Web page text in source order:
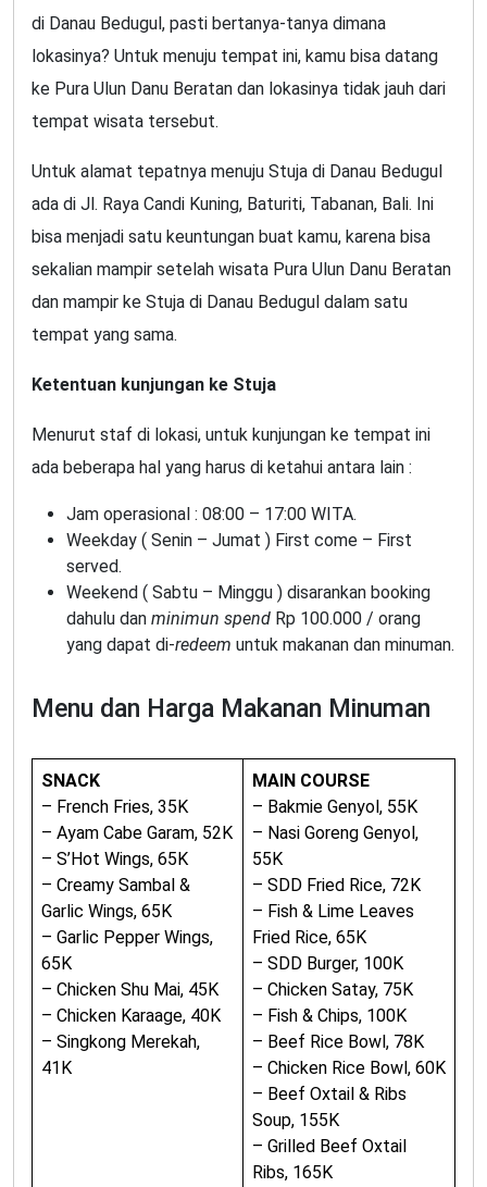
di Danau Bedugul, pasti bertanya-tanya dimana
lokasinya? Untuk menuju tempat ini, kamu bisa datang
ke Pura Ulun Danu Beratan dan lokasinya tidak jauh dari
tempat wisata tersebut.
Untuk alamat tepatnya menuju Stuja di Danau Bedugul
ada di Jl. Raya Candi Kuning, Baturiti, Tabanan, Bali. Ini
bisa menjadi satu keuntungan buat kamu, karena bisa
sekalian mampir setelah wisata Pura Ulun Danu Beratan
dan mampir ke Stuja di Danau Bedugul dalam satu
tempat yang sama.
Ketentuan kunjungan ke Stuja
Menurut staf di lokasi, untuk kunjungan ke tempat ini
ada beberapa hal yang harus di ketahui antara lain :
Jam operasional : 08:00 – 17:00 WITA.
Weekday ( Senin – Jumat ) First come – First
served.
Weekend ( Sabtu – Minggu ) disarankan booking
dahulu dan minimun spend Rp 100.000 / orang
yang dapat di-redeem untuk makanan dan minuman.
Menu dan Harga Makanan Minuman
SNACK
– French Fries, 35K
– Ayam Cabe Garam, 52K
– S’Hot Wings, 65K
– Creamy Sambal &
Garlic Wings, 65K
– Garlic Pepper Wings,
65K
– Chicken Shu Mai, 45K
– Chicken Karaage, 40K
– Singkong Merekah,
41K
MAIN COURSE
– Bakmie Genyol, 55K
– Nasi Goreng Genyol,
55K
– SDD Fried Rice, 72K
– Fish & Lime Leaves
Fried Rice, 65K
– SDD Burger, 100K
– Chicken Satay, 75K
– Fish & Chips, 100K
– Beef Rice Bowl, 78K
– Chicken Rice Bowl, 60K
– Beef Oxtail & Ribs
Soup, 155K
– Grilled Beef Oxtail
Ribs, 165K